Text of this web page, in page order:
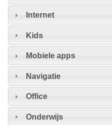
Internet
Kids
Mobiele apps
Navigatie
Office
Onderwijs